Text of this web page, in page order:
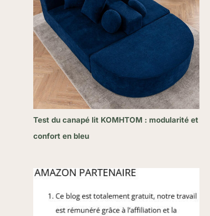
Test du canapé lit KOMHTOM : modularité et
confort en bleu